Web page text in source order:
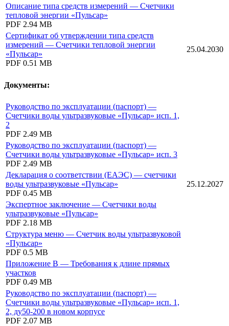
Описание типа средств измерений — Счетчики
тепловой энергии «Пульсар»
PDF 2.94 MB
Сертификат об утверждении типа средств
измерений — Счетчики тепловой энергии
«Пульсар»
PDF 0.51 MB
25.04.2030
Документы:
Руководство по эксплуатации (паспорт) —
Счетчики воды ультразвуковые «Пульсар» исп. 1,
2
PDF 2.49 MB
Руководство по эксплуатации (паспорт) —
Счетчики воды ультразвуковые «Пульсар» исп. 3
PDF 2.49 MB
Декларация о соответствии (ЕАЭС) — счетчики
воды ультразвуковые «Пульсар»
PDF 0.45 MB
25.12.2027
Экспертное заключение — Счетчики воды
ультразвуковые «Пульсар»
PDF 2.18 MB
Структура меню — Счетчик воды ультразвуковой
«Пульсар»
PDF 0.5 MB
Приложение В — Требования к длине прямых
участков
PDF 0.49 MB
Руководство по эксплуатации (паспорт) —
Счетчики воды ультразвуковые «Пульсар» исп. 1,
2, ду50-200 в новом корпусе
PDF 2.07 MB